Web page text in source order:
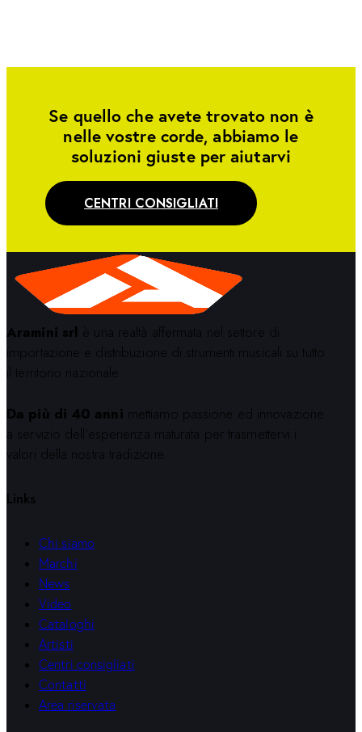
Se quello che avete trovato non è
nelle vostre corde, abbiamo le
soluzioni giuste per aiutarvi
CENTRI CONSIGLIATI
Aramini srl è una realtà affermata nel settore di
importazione e distribuzione di strumenti musicali su tutto
il territorio nazionale.
Da più di 40 anni mettiamo passione ed innovazione
a servizio dell’esperienza maturata per trasmettervi i
valori della nostra tradizione.
Links
Chi siamo
Marchi
News
Video
Cataloghi
Artisti
Centri consigliati
Contatti
Area riservata